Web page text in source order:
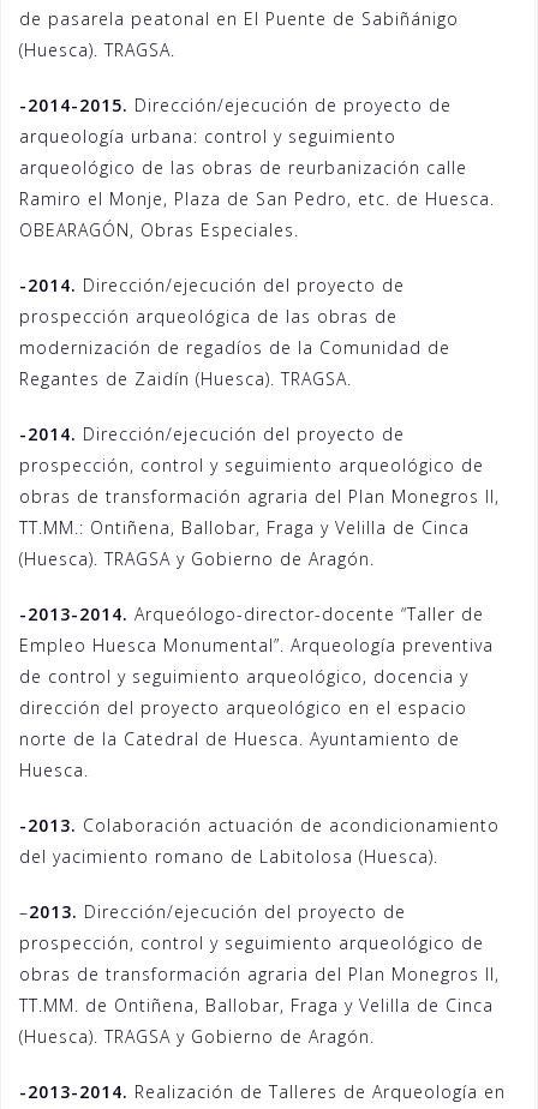
de pasarela peatonal en El Puente de Sabiñánigo
(Huesca). TRAGSA.
-2014-2015. Dirección/ejecución de proyecto de
arqueología urbana: control y seguimiento
arqueológico de las obras de reurbanización calle
Ramiro el Monje, Plaza de San Pedro, etc. de Huesca.
OBEARAGÓN, Obras Especiales.
-2014. Dirección/ejecución del proyecto de
prospección arqueológica de las obras de
modernización de regadíos de la Comunidad de
Regantes de Zaidín (Huesca). TRAGSA.
-2014. Dirección/ejecución del proyecto de
prospección, control y seguimiento arqueológico de
obras de transformación agraria del Plan Monegros II,
TT.MM.: Ontiñena, Ballobar, Fraga y Velilla de Cinca
(Huesca). TRAGSA y Gobierno de Aragón.
-2013-2014. Arqueólogo-director-docente “Taller de
Empleo Huesca Monumental”. Arqueología preventiva
de control y seguimiento arqueológico, docencia y
dirección del proyecto arqueológico en el espacio
norte de la Catedral de Huesca. Ayuntamiento de
Huesca.
-2013. Colaboración actuación de acondicionamiento
del yacimiento romano de Labitolosa (Huesca).
–2013. Dirección/ejecución del proyecto de
prospección, control y seguimiento arqueológico de
obras de transformación agraria del Plan Monegros II,
TT.MM. de Ontiñena, Ballobar, Fraga y Velilla de Cinca
(Huesca). TRAGSA y Gobierno de Aragón.
-2013-2014. Realización de Talleres de Arqueología en